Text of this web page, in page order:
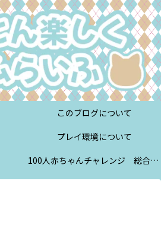
このブログについて
プレイ環境について
100人赤ちゃんチャレンジ 総合案内